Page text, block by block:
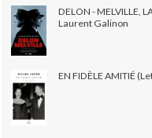
DELON - MELVILLE,
Laurent Galinon
EN FIDÈLE AMITIÉ